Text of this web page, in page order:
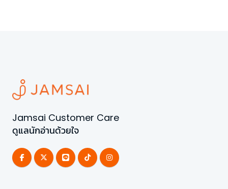
Jamsai Customer Care
ดูแลนักอ่านด้วยใจ